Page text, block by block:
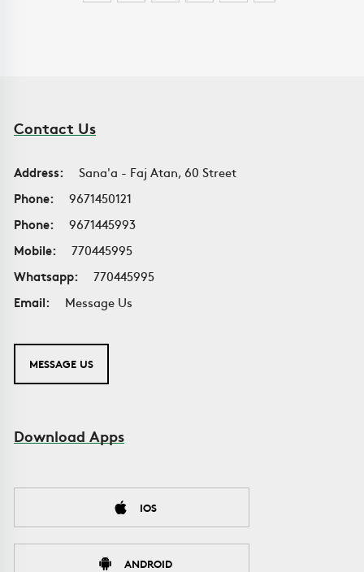
Contact Us
Address:
Sana'a - Faj Atan, 60 Street
Phone:
9671450121
Phone:
9671445993
Mobile:
770445995
Whatsapp:
770445995
Email:
Message Us
MESSAGE US
Download Apps
IOS
ANDROID